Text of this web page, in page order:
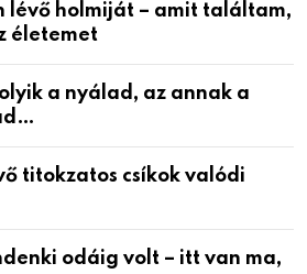
lévő holmiját – amit találtam,
életemet
a nyálad, az annak a
titokzatos csíkok valódi
odáig volt – itt van ma,